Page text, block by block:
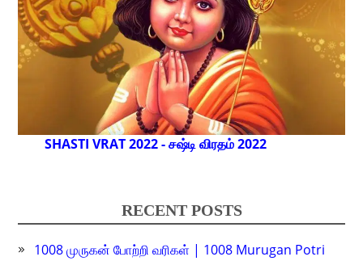
SHASTI VRAT 2022 - சஷ்டி விரதம் 2022
RECENT POSTS
1008 முருகன் போற்றி வரிகள் | 1008 Murugan Potri